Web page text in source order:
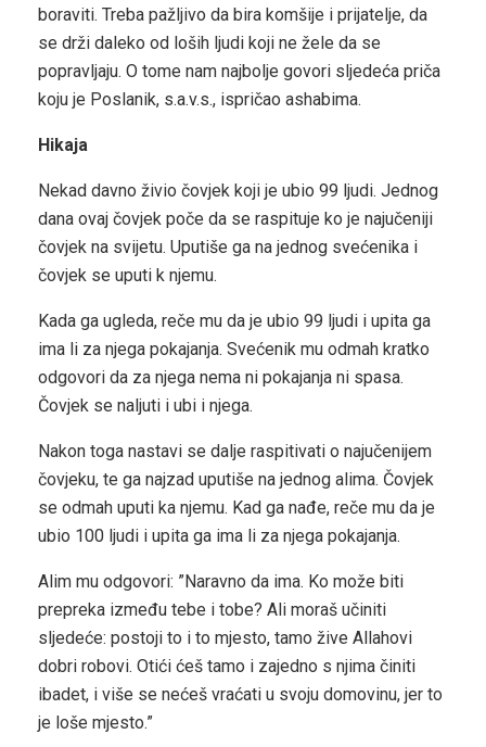
boraviti. Treba pažljivo da bira komšije i prijatelje, da
se drži daleko od loših ljudi koji ne žele da se
popravljaju. O tome nam najbolje govori sljedeća priča
koju je Poslanik, s.a.v.s., ispričao ashabima.
Hikaja
Nekad davno živio čovjek koji je ubio 99 ljudi. Jednog
dana ovaj čovjek poče da se raspituje ko je najučeniji
čovjek na svijetu. Uputiše ga na jednog svećenika i
čovjek se uputi k njemu.
Kada ga ugleda, reče mu da je ubio 99 ljudi i upita ga
ima li za njega pokajanja. Svećenik mu odmah kratko
odgovori da za njega nema ni pokajanja ni spasa.
Čovjek se naljuti i ubi i njega.
Nakon toga nastavi se dalje raspitivati o najučenijem
čovjeku, te ga najzad uputiše na jednog alima. Čovjek
se odmah uputi ka njemu. Kad ga nađe, reče mu da je
ubio 100 ljudi i upita ga ima li za njega pokajanja.
Alim mu odgovori: ”Naravno da ima. Ko može biti
prepreka između tebe i tobe? Ali moraš učiniti
sljedeće: postoji to i to mjesto, tamo žive Allahovi
dobri robovi. Otići ćeš tamo i zajedno s njima činiti
ibadet, i više se nećeš vraćati u svoju domovinu, jer to
je loše mjesto.”